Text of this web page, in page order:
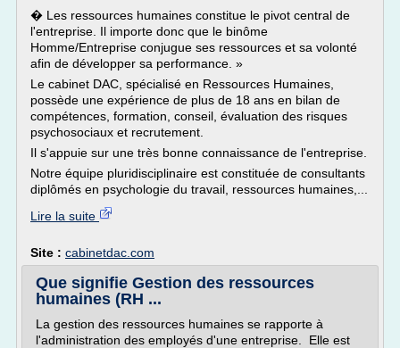
� Les ressources humaines constitue le pivot central de
l'entreprise. Il importe donc que le binôme
Homme/Entreprise conjugue ses ressources et sa volonté
afin de développer sa performance. »
Le cabinet DAC, spécialisé en Ressources Humaines,
possède une expérience de plus de 18 ans en bilan de
compétences, formation, conseil, évaluation des risques
psychosociaux et recrutement.
Il s'appuie sur une très bonne connaissance de l'entreprise.
Notre équipe pluridisciplinaire est constituée de consultants
diplômés en psychologie du travail, ressources humaines,...
Lire la suite
Site : cabinetdac.com
Que signifie Gestion des ressources
humaines (RH ...
La gestion des ressources humaines se rapporte à
l'administration des employés d'une entreprise. Elle est